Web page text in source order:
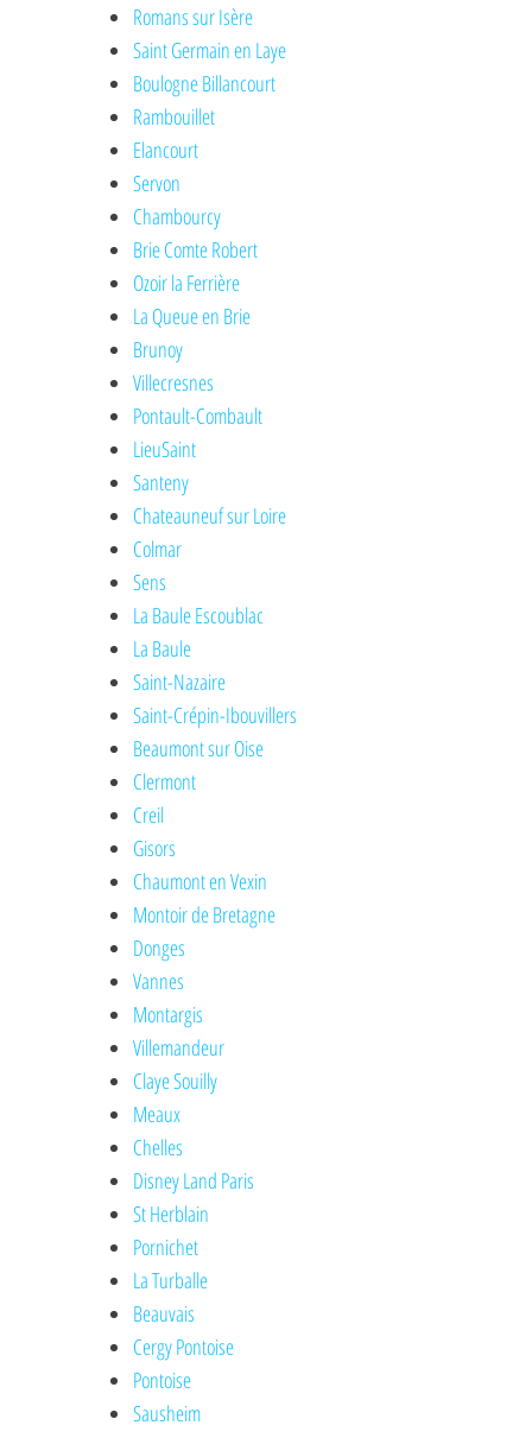
Romans sur Isère
Saint Germain en Laye
Boulogne Billancourt
Rambouillet
Elancourt
Servon
Chambourcy
Brie Comte Robert
Ozoir la Ferrière
La Queue en Brie
Brunoy
Villecresnes
Pontault-Combault
LieuSaint
Santeny
Chateauneuf sur Loire
Colmar
Sens
La Baule Escoublac
La Baule
Saint-Nazaire
Saint-Crépin-Ibouvillers
Beaumont sur Oise
Clermont
Creil
Gisors
Chaumont en Vexin
Montoir de Bretagne
Donges
Vannes
Montargis
Villemandeur
Claye Souilly
Meaux
Chelles
Disney Land Paris
St Herblain
Pornichet
La Turballe
Beauvais
Cergy Pontoise
Pontoise
Sausheim